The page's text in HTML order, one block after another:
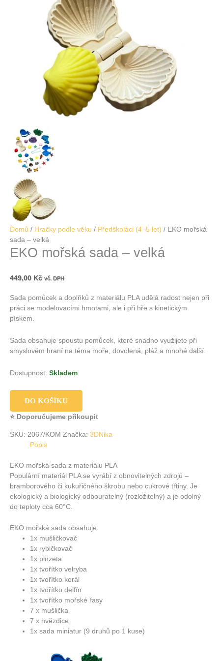
Domů / Hračky podle věku / Předškoláci (4–5 let) / EKO mořská
sada – velká
EKO mořská sada – velká
449,00 Kč vč. DPH
Sada pomůcek a doplňků z materiálu PLA udělá radost nejen při
práci se modelovacími hmotami, ale i při hře s kinetickým
pískem.
Sada obsahuje spoustu pomůcek, které snadno využijete při
smyslovém hraní na téma moře, dovolená, pláž a mnohé další.
Dostupnost: Skladem
DO KOŠÍKU
⭐ Doporučujeme přikoupit
SKU: 2067/KOM Značka: 3DNika
Popis
EKO mořská sada z materiálu PLA
Populární materiál PLA se vyrábí z obnovitelných zdrojů –
bramborového či kukuřičného škrobu nebo cukrové třtiny. Je
ekologický a biologický odbouratelný (rozložitelný) a je odolný
do teploty cca 60°C.
EKO mořská sada obsahuje:
1x mušličkovač
1x rybičkovač
1x pinzeta
1x tvořítko velryba
1x tvořítko korál
1x tvořítko delfín
1x tvořítko mořské řasy
7 x mušlička
7 x hvězdice
1x sada miniatur (9 druhů po 1 kuse)